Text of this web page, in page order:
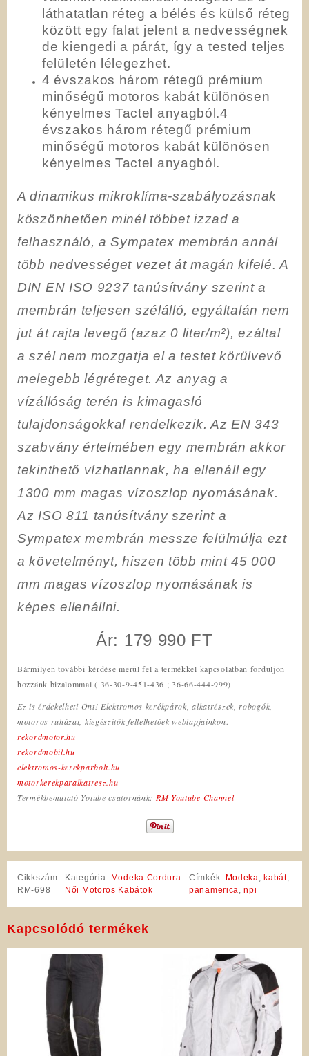
láthatatlan réteg a bélés és külső réteg
között egy falat jelent a nedvességnek
de kiengedi a párát, így a tested teljes
felületén lélegezhet.
4 évszakos három rétegű prémium
minőségű motoros kabát különösen
kényelmes Tactel anyagból.4
évszakos három rétegű prémium
minőségű motoros kabát különösen
kényelmes Tactel anyagból.
A dinamikus mikroklíma-szabályozásnak
köszönhetően minél többet izzad a
felhasználó, a Sympatex membrán annál
több nedvességet vezet át magán kifelé. A
DIN EN ISO 9237 tanúsítvány szerint a
membrán teljesen szélálló, egyáltalán nem
jut át rajta levegő (azaz 0 liter/m²), ezáltal
a szél nem mozgatja el a testet körülvevő
melegebb légréteget. Az anyag a
vízállóság terén is kimagasló
tulajdonságokkal rendelkezik. Az EN 343
szabvány értelmében egy membrán akkor
tekinthető vízhatlannak, ha ellenáll egy
1300 mm magas vízoszlop nyomásának.
Az ISO 811 tanúsítvány szerint a
Sympatex membrán messze felülmúlja ezt
a követelményt, hiszen több mint 45 000
mm magas vízoszlop nyomásának is
képes ellenállni.
Ár: 179 990 FT
Bármilyen további kérdése merül fel a termékkel kapcsolatban forduljon
hozzánk bizalommal ( 36-30-9-451-436 ; 36-66-444-999).
Ez is érdekelheti Önt! Elektromos kerékpárok, alkatrészek, robogók,
motoros ruházat, kiegészítők fellelhetőek weblapjainkon:
rekordmotor.hu
rekordmobil.hu
elektromos-kerekparbolt.hu
motorkerekparalkatresz.hu
Termékbemutató Yotube csatornánk: RM Youtube Channel
Cikkszám:
RM-698
Kategória: Modeka Cordura
Női Motoros Kabátok
Címkék: Modeka, kabát,
panamerica,npi
Kapcsolódó termékek